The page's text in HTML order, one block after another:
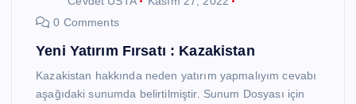
0 Comments
Yeni Yatırım Fırsatı : Kazakistan
Kazakistan hakkında neden yatırım yapmalıyım cevabı
aşağıdaki sunumda belirtilmiştir. Sunum Dosyası için